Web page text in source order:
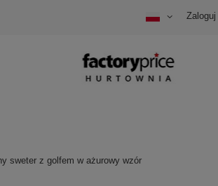
Zaloguj
sweter z golfem w ażurowy wzór